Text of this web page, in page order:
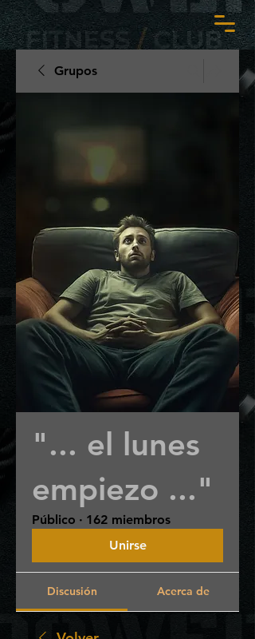
Grupos
"... el lunes
empiezo ..."
Público · 162 miembros
Unirse
Discusión Acerca de